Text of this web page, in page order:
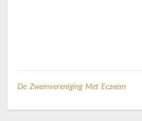
De Zwemvereniging Met Eczeem